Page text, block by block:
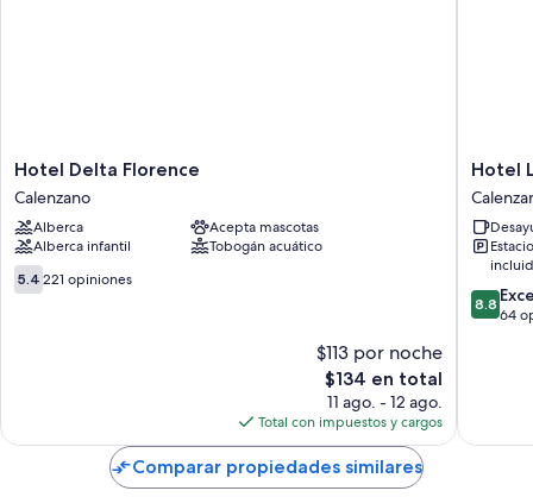
y silla de escritorio.
Otros servicios que también disfrutarás incluyen:
Baños con bidets y secadoras de cabello
Televisiones de pantalla plana de 45 pulgadas con canales vía
satélite
Hotel
Delta
Florence
Calenzano
Hotel Delta Florence
Calenzano
Alberca
Acepta mascotas
Alberca infantil
Tobogán acuático
5.4
de
5.4 221 opiniones
$113 por noche
El
precio
actual
es
de
$134
$134 en total
11 ago. - 12 ago.
Total con impuestos y cargos
Hotel
La
Villetta
Hotel
8.8
de
8.8
64
Comparar propiedades similares